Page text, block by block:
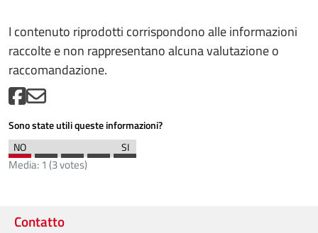
I contenuto riprodotti corrispondono alle informazioni
raccolte e non rappresentano alcuna valutazione o
raccomandazione.
Sono state utili queste informazioni?
Media:1 (3votes)
Contatto